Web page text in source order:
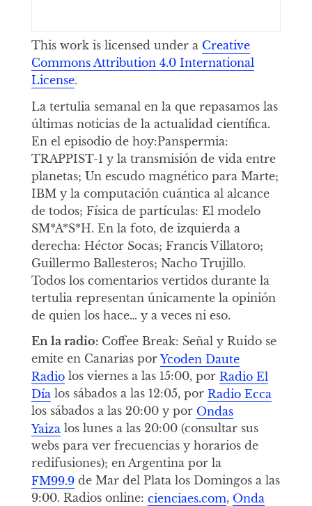
This work is licensed under a Creative
Commons Attribution 4.0 International
License.
La tertulia semanal en la que repasamos las
últimas noticias de la actualidad científica.
En el episodio de hoy:Panspermia:
TRAPPIST-1 y la transmisión de vida entre
planetas; Un escudo magnético para Marte;
IBM y la computación cuántica al alcance
de todos; Física de partículas: El modelo
SM*A*S*H. En la foto, de izquierda a
derecha: Héctor Socas; Francis Villatoro;
Guillermo Ballesteros; Nacho Trujillo.
Todos los comentarios vertidos durante la
tertulia representan únicamente la opinión
de quien los hace… y a veces ni eso.
En la radio: Coffee Break: Señal y Ruido se
emite en Canarias por Ycoden Daute
Radiolos viernes a las 15:00, por Radio El
Día los sábados a las 12:05, por Radio Ecca
los sábados a las 20:00 y por Ondas
Yaiza los lunes a las 20:00 (consultar sus
webs para ver frecuencias y horarios de
redifusiones); en Argentina por la
FM99.9de Mar del Plata los Domingos a las
9:00. Radios online: cienciaes.com, Onda